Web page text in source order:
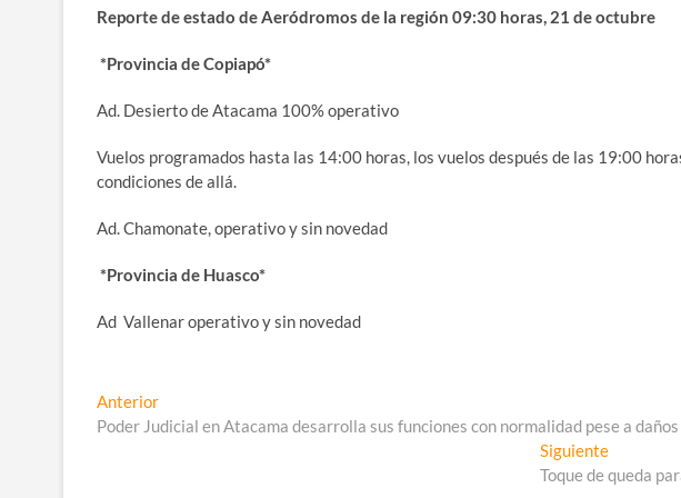
Reporte de estado de Aeródromos de la región 09:30 horas, 21 de octubre
*Provincia de Copiapó*
Ad. Desierto de Atacama 100% operativo
Vuelos programados hasta las 14:00 horas, los vuelos después de las 19:00
condiciones de allá.
Ad. Chamonate, operativo y sin novedad
*Provincia de Huasco*
Ad Vallenar operativo y sin novedad
Navegación
de
AnteriorEntrada
anterior:
Poder Judicial en Atacama desarrolla sus funciones con normalidad pese a
SiguienteEntrada
siguiente:
Toque de queda